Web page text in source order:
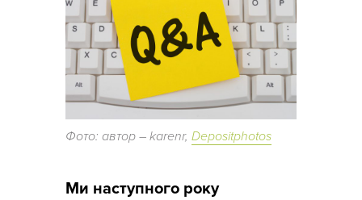
Фото: автор – karenr, Depositphotos
Ми наступного року